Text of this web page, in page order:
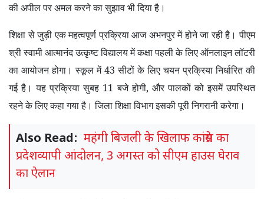
की अपील पर अमल करने का सुझाव भी दिया है।
शिक्षा से जुड़ी एक महत्वपूर्ण प्रक्रिया आज अभनपुर में होने जा रही है। पीएम
श्री स्वामी आत्मानंद उत्कृष्ट विद्यालय में कक्षा पहली के लिए ऑनलाइन लॉटरी
का आयोजन होगा। स्कूल में 43 सीटों के लिए चयन प्रक्रिया निर्धारित की
गई है। यह प्रक्रिया सुबह 11 बजे होगी, और पालकों को इसमें उपस्थित
रहने के लिए कहा गया है। जिला शिक्षा विभाग इसकी पूरी निगरानी करेगा।
Also Read: महंगी बिजली के खिलाफ कांग्रेस का
प्रदेशव्यापी आंदोलन, 3 अगस्त को सीएम हाउस घेराव
का ऐलान